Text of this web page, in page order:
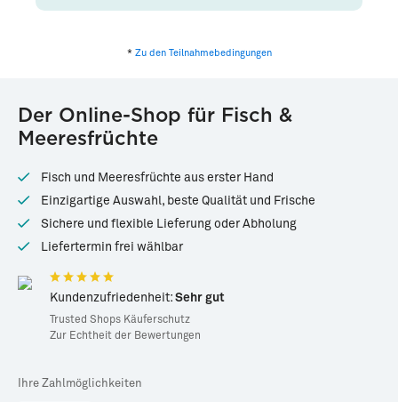
* Zu den Teilnahmebedingungen
Der Online-Shop für Fisch &
Meeresfrüchte
Fisch und Meeresfrüchte aus erster Hand
Einzigartige Auswahl, beste Qualität und Frische
Sichere und flexible Lieferung oder Abholung
Liefertermin frei wählbar
Kundenzufriedenheit: Sehr gut
Trusted Shops Käuferschutz
Zur Echtheit der Bewertungen
Ihre Zahlmöglichkeiten